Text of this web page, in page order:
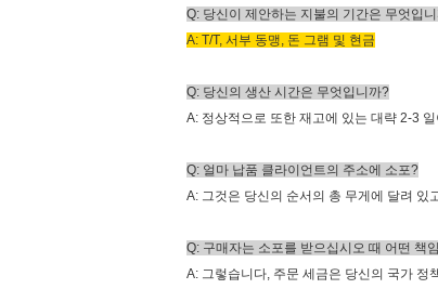
Q: 당신이 제안하는 지불의 기간은 무엇입
A: T/T, 서부 동맹, 돈 그램 및 현금
Q: 당신의 생산 시간은 무엇입니까?
A: 정상적으로 또한 재고에 있는 대략 2-3
Q: 얼마 납품 클라이언트의 주소에 소포?
A: 그것은 당신의 순서의 총 무게에 달려 있
Q: 구매자는 소포를 받으십시오 때 어떤 책
A: 그렇습니다, 주문 세금은 당신의 국가 정